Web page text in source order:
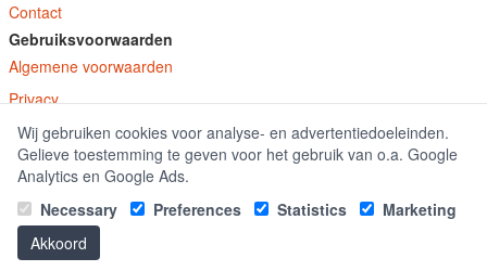
Contact
Gebruiksvoorwaarden
Algemene voorwaarden
Privacy
© E-Keys B.V. 2026
GamekeyDiscounter.nl is onderdeel van E-Keys B.V. geregistreerd onder kamer
van koophandel nummer 150771.
Wij gebruiken cookies voor analyse- en advertentiedoeleinden.
Gelieve toestemming te geven voor het gebruik van o.a. Google
Analytics en Google Ads.
Necessary
Preferences Statistics
Marketing
Akkoord